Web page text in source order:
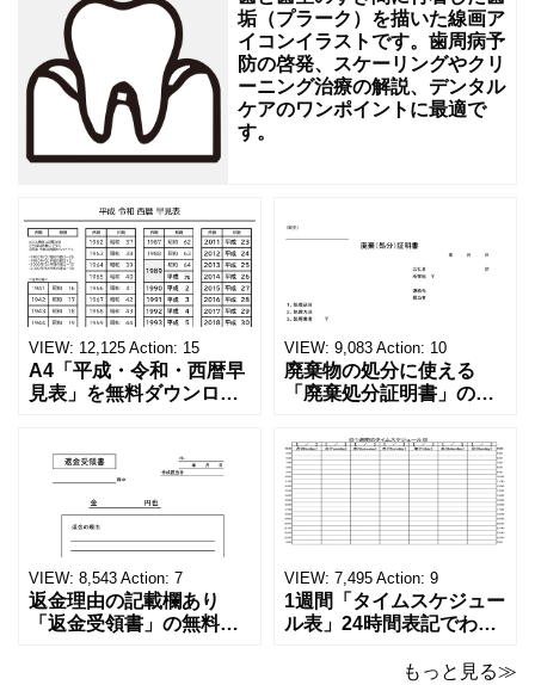
適
垢（プラーク）を描いた線画ア
イコンイラストです。歯周病予
防の啓発、スケーリングやクリ
ーニング治療の解説、デンタル
ケアのワンポイントに最適で
す。
VIEW: 12,125 Action: 15
A4「平成・令和・西暦早
見表」を無料ダウンロー
る！印刷可能な一覧表！
印刷可能な平成・令和・
西暦早見表を無料ダウン
ロードでご利用いただけ
ます。 パソコンに保存し
ていただくか、A4サイズ
でコピーしてご
VIEW: 9,083 Action: 10
廃棄物の処分に使える
「廃棄処分証明書」の無
ーカーの代理店、回収業
者へおすすめ！(Excel・
Word・PDF)正しく廃棄
されたことを証明する書
類「廃棄処分証明書」の
テンプレートです。 量販
店や家電メーカーの代理
店、回収
VIEW: 8,543 Action: 7
返金理由の記載欄あり
「返金受領書」の無料テ
VIEW: 7,495 Action: 9
1週間「タイムスケジュー
ル表」24時間表記でわか
ト！A4横型ExcelやWord
もっと見る≫